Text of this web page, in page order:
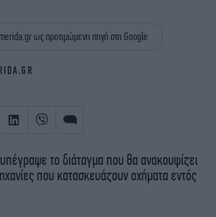
ως προτιμώμενη πηγή στη Google
υπέγραψε το διάταγμα που θα ανακουφίζει
που κατασκευάζουν οχήματα εντός